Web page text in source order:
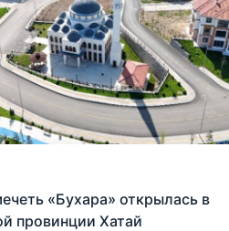
«Бухара» открылась в
провинции Хатай